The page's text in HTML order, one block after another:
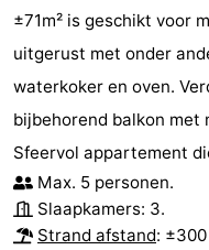
±71m² is geschikt voor
uitgerust met onder
waterkoker en oven.
bijbehorend balkon met
Sfeervol appartement
Max. 5 personen.
Slaapkamers: 3.
Strand afstand: ±300